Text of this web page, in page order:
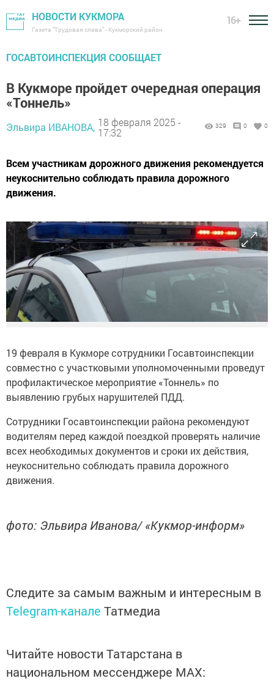
НОВОСТИ КУКМОРА
Газета "Трудовая слава" - Кукморский район
16+
ГОСАВТОИНСПЕКЦИЯ СООБЩАЕТ
В Кукморе пройдет очередная операция
«Тоннель»
Эльвира ИВАНОВА, 18 февраля 2025 -
17:32
329 0 0
Всем участникам дорожного движения рекомендуется
неукоснительно соблюдать правила дорожного
движения.
19 февраля в Кукморе сотрудники Госавтоинспекции
совместно с участковыми уполномоченными проведут
профилактическое мероприятие «Тоннель» по
выявлению грубых нарушителей ПДД.
Сотрудники Госавтоинспекции района рекомендуют
водителям перед каждой поездкой проверять наличие
всех необходимых документов и сроки их действия,
неукоснительно соблюдать правила дорожного
движения.
фото: Эльвира Иванова/ «Кукмор-информ»
Следите за самым важным и интересным в
Telegram-канале Татмедиа
Читайте новости Татарстана в
национальном мессенджере MАХ: